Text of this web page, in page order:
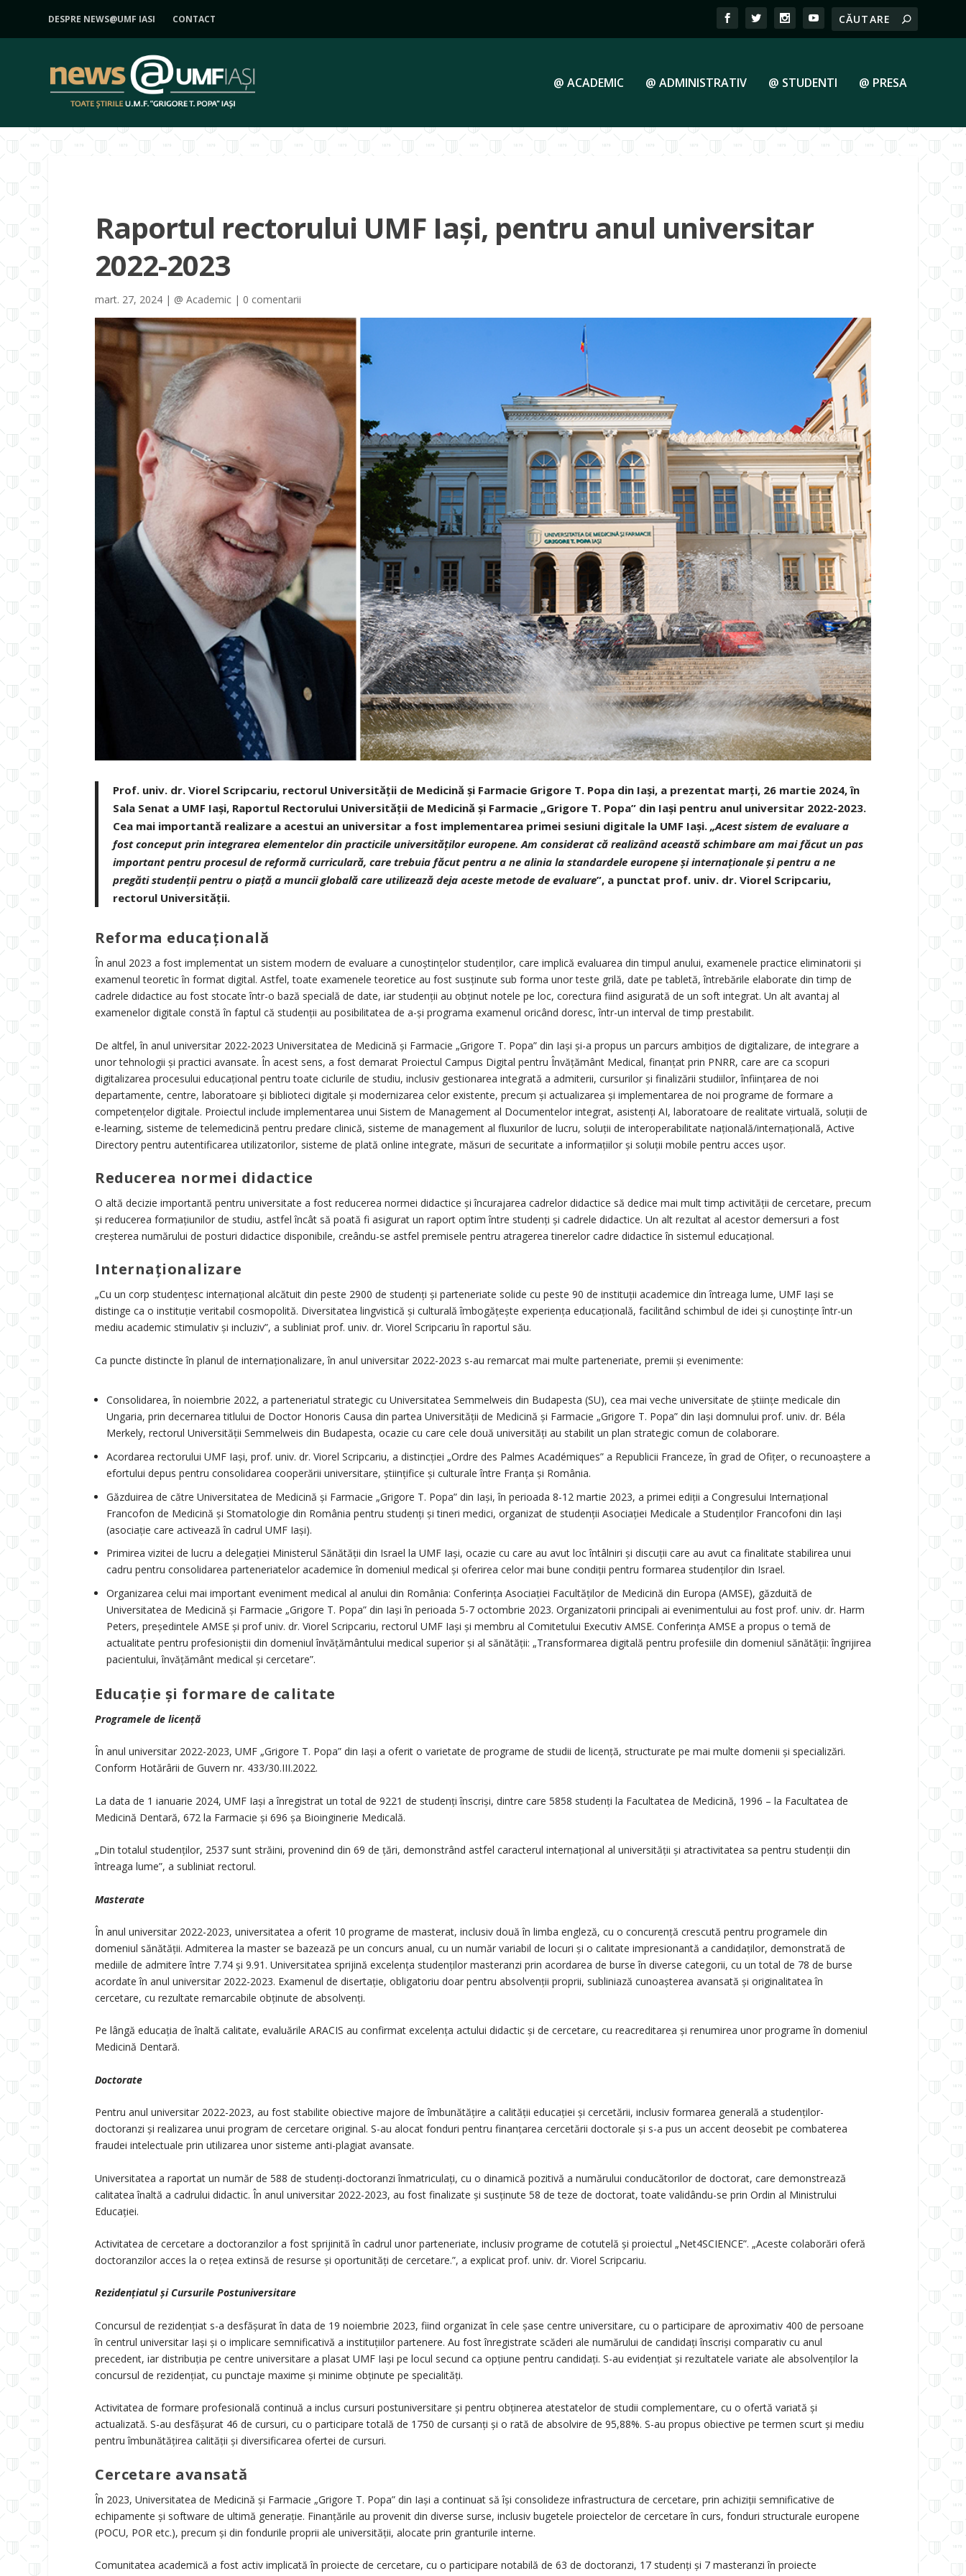
DESPRE NEWS@UMF IASI CONTACT
@ ACADEMIC @ ADMINISTRATIV @ STUDENTI @ PRESA
Raportul rectorului UMF Iași, pentru anul universitar
2022-2023
mart. 27, 2024 | @ Academic | 0 comentarii
Prof. univ. dr. Viorel Scripcariu, rectorul Universității de Medicină și Farmacie Grigore T. Popa din Iași, a prezentat marți, 26 martie 2024, în
Sala Senat a UMF Iași, Raportul Rectorului Universității de Medicină și Farmacie „Grigore T. Popa” din Iași pentru anul universitar 2022-2023.
Cea mai importantă realizare a acestui an universitar a fost implementarea primei sesiuni digitale la UMF Iași. „Acest sistem de evaluare a
fost conceput prin integrarea elementelor din practicile universităților europene. Am considerat că realizând această schimbare am mai făcut un pas
important pentru procesul de reformă curriculară, care trebuia făcut pentru a ne alinia la standardele europene și internaționale și pentru a ne
pregăti studenții pentru o piață a muncii globală care utilizează deja aceste metode de evaluare”, a punctat prof. univ. dr. Viorel Scripcariu,
rectorul Universității.
Reforma educațională
În anul 2023 a fost implementat un sistem modern de evaluare a cunoștințelor studenților, care implică evaluarea din timpul anului, examenele practice eliminatorii și
examenul teoretic în format digital. Astfel, toate examenele teoretice au fost susținute sub forma unor teste grilă, date pe tabletă, întrebările elaborate din timp de
cadrele didactice au fost stocate într-o bază specială de date, iar studenții au obținut notele pe loc, corectura fiind asigurată de un soft integrat. Un alt avantaj al
examenelor digitale constă în faptul că studenții au posibilitatea de a-și programa examenul oricând doresc, într-un interval de timp prestabilit.
De altfel, în anul universitar 2022-2023 Universitatea de Medicină și Farmacie „Grigore T. Popa” din Iași și-a propus un parcurs ambițios de digitalizare, de integrare a
unor tehnologii și practici avansate. În acest sens, a fost demarat Proiectul Campus Digital pentru Învățământ Medical, finanțat prin PNRR, care are ca scopuri
digitalizarea procesului educațional pentru toate ciclurile de studiu, inclusiv gestionarea integrată a admiterii, cursurilor și finalizării studiilor, înființarea de noi
departamente, centre, laboratoare și biblioteci digitale și modernizarea celor existente, precum și actualizarea și implementarea de noi programe de formare a
competențelor digitale. Proiectul include implementarea unui Sistem de Management al Documentelor integrat, asistenți AI, laboratoare de realitate virtuală, soluții de
e-learning, sisteme de telemedicină pentru predare clinică, sisteme de management al fluxurilor de lucru, soluții de interoperabilitate națională/internațională, Active
Directory pentru autentificarea utilizatorilor, sisteme de plată online integrate, măsuri de securitate a informațiilor și soluții mobile pentru acces ușor.
Reducerea normei didactice
O altă decizie importantă pentru universitate a fost reducerea normei didactice și încurajarea cadrelor didactice să dedice mai mult timp activității de cercetare, precum
și reducerea formațiunilor de studiu, astfel încât să poată fi asigurat un raport optim între studenți și cadrele didactice. Un alt rezultat al acestor demersuri a fost
creșterea numărului de posturi didactice disponibile, creându-se astfel premisele pentru atragerea tinerelor cadre didactice în sistemul educațional.
Internaționalizare
„Cu un corp studențesc internațional alcătuit din peste 2900 de studenți și parteneriate solide cu peste 90 de instituții academice din întreaga lume, UMF Iași se
distinge ca o instituție veritabil cosmopolită. Diversitatea lingvistică și culturală îmbogățește experiența educațională, facilitând schimbul de idei și cunoștințe într-un
mediu academic stimulativ și incluziv”, a subliniat prof. univ. dr. Viorel Scripcariu în raportul său.
Ca puncte distincte în planul de internaționalizare, în anul universitar 2022-2023 s-au remarcat mai multe parteneriate, premii și evenimente:
Consolidarea, în noiembrie 2022, a parteneriatul strategic cu Universitatea Semmelweis din Budapesta (SU), cea mai veche universitate de științe medicale din
Ungaria, prin decernarea titlului de Doctor Honoris Causa din partea Universității de Medicină și Farmacie „Grigore T. Popa” din Iași domnului prof. univ. dr. Béla
Merkely, rectorul Universității Semmelweis din Budapesta, ocazie cu care cele două universități au stabilit un plan strategic comun de colaborare.
Acordarea rectorului UMF Iași, prof. univ. dr. Viorel Scripcariu, a distincției „Ordre des Palmes Académiques” a Republicii Franceze, în grad de Ofițer, o recunoaștere a
efortului depus pentru consolidarea cooperării universitare, științifice și culturale între Franța şi România.
Găzduirea de către Universitatea de Medicină și Farmacie „Grigore T. Popa” din Iași, în perioada 8-12 martie 2023, a primei ediții a Congresului Internațional
Francofon de Medicină și Stomatologie din România pentru studenți și tineri medici, organizat de studenții Asociației Medicale a Studenților Francofoni din Iași
(asociație care activează în cadrul UMF Iași).
Primirea vizitei de lucru a delegației Ministerul Sănătății din Israel la UMF Iași, ocazie cu care au avut loc întâlniri și discuții care au avut ca finalitate stabilirea unui
cadru pentru consolidarea parteneriatelor academice în domeniul medical și oferirea celor mai bune condiții pentru formarea studenților din Israel.
Organizarea celui mai important eveniment medical al anului din România: Conferința Asociației Facultăților de Medicină din Europa (AMSE), găzduită de
Universitatea de Medicină și Farmacie „Grigore T. Popa” din Iași în perioada 5-7 octombrie 2023. Organizatorii principali ai evenimentului au fost prof. univ. dr. Harm
Peters, președintele AMSE și prof univ. dr. Viorel Scripcariu, rectorul UMF Iași și membru al Comitetului Executiv AMSE. Conferința AMSE a propus o temă de
actualitate pentru profesioniștii din domeniul învățământului medical superior și al sănătății: „Transformarea digitală pentru profesiile din domeniul sănătății: îngrijirea
pacientului, învățământ medical și cercetare”.
Educație și formare de calitate
Programele de licență
În anul universitar 2022-2023, UMF „Grigore T. Popa” din Iași a oferit o varietate de programe de studii de licență, structurate pe mai multe domenii și specializări.
Conform Hotărârii de Guvern nr. 433/30.III.2022.
La data de 1 ianuarie 2024, UMF Iași a înregistrat un total de 9221 de studenți înscriși, dintre care 5858 studenți la Facultatea de Medicină, 1996 – la Facultatea de
Medicină Dentară, 672 la Farmacie și 696 șa Bioinginerie Medicală.
„Din totalul studenților, 2537 sunt străini, provenind din 69 de țări, demonstrând astfel caracterul internațional al universității și atractivitatea sa pentru studenții din
întreaga lume”, a subliniat rectorul.
Masterate
În anul universitar 2022-2023, universitatea a oferit 10 programe de masterat, inclusiv două în limba engleză, cu o concurență crescută pentru programele din
domeniul sănătății. Admiterea la master se bazează pe un concurs anual, cu un număr variabil de locuri și o calitate impresionantă a candidaților, demonstrată de
mediile de admitere între 7.74 și 9.91. Universitatea sprijină excelența studenților masteranzi prin acordarea de burse în diverse categorii, cu un total de 78 de burse
acordate în anul universitar 2022-2023. Examenul de disertație, obligatoriu doar pentru absolvenții proprii, subliniază cunoașterea avansată și originalitatea în
cercetare, cu rezultate remarcabile obținute de absolvenți.
Pe lângă educația de înaltă calitate, evaluările ARACIS au confirmat excelența actului didactic și de cercetare, cu reacreditarea și renumirea unor programe în domeniul
Medicină Dentară.
Doctorate
Pentru anul universitar 2022-2023, au fost stabilite obiective majore de îmbunătățire a calității educației și cercetării, inclusiv formarea generală a studenților-
doctoranzi și realizarea unui program de cercetare original. S-au alocat fonduri pentru finanțarea cercetării doctorale și s-a pus un accent deosebit pe combaterea
fraudei intelectuale prin utilizarea unor sisteme anti-plagiat avansate.
Universitatea a raportat un număr de 588 de studenți-doctoranzi înmatriculați, cu o dinamică pozitivă a numărului conducătorilor de doctorat, care demonstrează
calitatea înaltă a cadrului didactic. În anul universitar 2022-2023, au fost finalizate și susținute 58 de teze de doctorat, toate validându-se prin Ordin al Ministrului
Educației.
Activitatea de cercetare a doctoranzilor a fost sprijinită în cadrul unor parteneriate, inclusiv programe de cotutelă și proiectul „Net4SCIENCE”. „Aceste colaborări oferă
doctoranzilor acces la o rețea extinsă de resurse și oportunități de cercetare.”, a explicat prof. univ. dr. Viorel Scripcariu.
Rezidenţiatul și Cursurile Postuniversitare
Concursul de rezidențiat s-a desfășurat în data de 19 noiembrie 2023, fiind organizat în cele şase centre universitare, cu o participare de aproximativ 400 de persoane
în centrul universitar Iași și o implicare semnificativă a instituțiilor partenere. Au fost înregistrate scăderi ale numărului de candidați înscriși comparativ cu anul
precedent, iar distribuția pe centre universitare a plasat UMF Iași pe locul secund ca opțiune pentru candidați. S-au evidențiat și rezultatele variate ale absolvenților la
concursul de rezidențiat, cu punctaje maxime și minime obținute pe specialități.
Activitatea de formare profesională continuă a inclus cursuri postuniversitare și pentru obținerea atestatelor de studii complementare, cu o ofertă variată și
actualizată. S-au desfășurat 46 de cursuri, cu o participare totală de 1750 de cursanți și o rată de absolvire de 95,88%. S-au propus obiective pe termen scurt și mediu
pentru îmbunătățirea calității și diversificarea ofertei de cursuri.
Cercetare avansată
În 2023, Universitatea de Medicină și Farmacie „Grigore T. Popa” din Iași a continuat să își consolideze infrastructura de cercetare, prin achiziții semnificative de
echipamente și software de ultimă generație. Finanțările au provenit din diverse surse, inclusiv bugetele proiectelor de cercetare în curs, fonduri structurale europene
(POCU, POR etc.), precum și din fondurile proprii ale universității, alocate prin granturile interne.
Comunitatea academică a fost activ implicată în proiecte de cercetare, cu o participare notabilă de 63 de doctoranzi, 17 studenți și 7 masteranzi în proiecte